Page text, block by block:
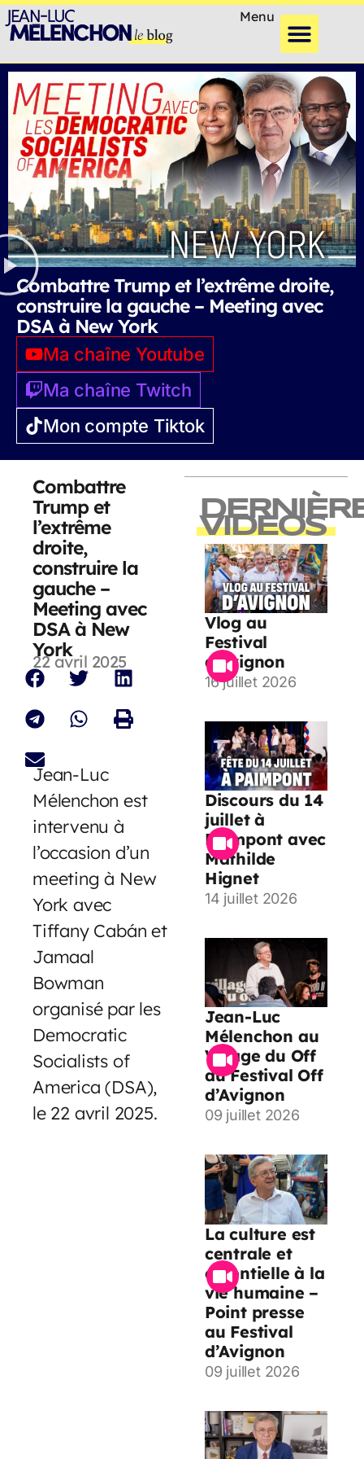
Menu
Combattre Trump et l’extrême droite,
construire la gauche – Meeting avec
DSA à New York
Ma chaîne Youtube
Ma chaîne Twitch
Mon compte Tiktok
Combattre
Trump et
l’extrême
droite,
construire la
gauche –
Meeting avec
DSA à New
York
22 avril 2025
Jean-Luc
Mélenchon est
intervenu à
l’occasion d’un
meeting à New
York avec
Tiffany Cabán et
Jamaal
Bowman
organisé par les
Democratic
Socialists of
America (DSA),
le 22 avril 2025.
VIDEOS
Vlog au
Festival
d’Avignon
16 juillet 2026
Discours du 14
juillet à
Paimpont avec
Mathilde
Hignet
14 juillet 2026
Jean-Luc
Mélenchon au
Village du Off
du Festival Off
d’Avignon
09 juillet 2026
La culture est
centrale et
essentielle à la
vie humaine –
Point presse
au Festival
d’Avignon
09 juillet 2026